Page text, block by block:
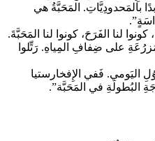
بالمَحدودِيَّاتِ. المَحَبَّةُ هي
لنا الفَرَحَ، كونوا لنا المَحَبَّةَ.
على ضِفافِ المِياهِ. رَتِّلوا
اليَومي. فَفي الإِفخارستيا
البُطولَةِ في المَحَبَّة”.